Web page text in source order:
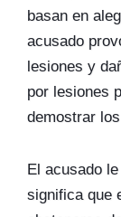
basan en
acusado
lesiones y
por lesiones
demostrar
El acusado
significa que